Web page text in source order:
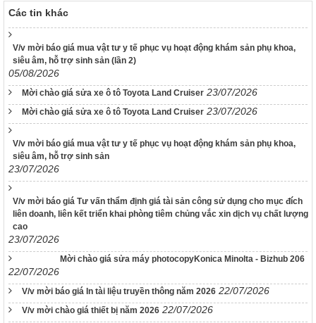
Các tin khác
V/v mời báo giá mua vật tư y tế phục vụ hoạt động khám sản phụ khoa,
siêu âm, hỗ trợ sinh sản (lần 2)
05/08/2026
Mời chào giá sửa xe ô tô Toyota Land Cruiser 23/07/2026
Mời chào giá sửa xe ô tô Toyota Land Cruiser 23/07/2026
V/v mời báo giá mua vật tư y tế phục vụ hoạt động khám sản phụ khoa,
siêu âm, hỗ trợ sinh sản
23/07/2026
V/v mời báo giá Tư vấn thẩm định giá tài sản công sử dụng cho mục đích
liên doanh, liên kết triển khai phòng tiêm chủng vắc xin dịch vụ chất lượng
cao
23/07/2026
Mời chào giá sửa máy photocopyKonica Minolta - Bizhub 206
22/07/2026
V/v mời báo giá In tài liệu truyền thông năm 2026 22/07/2026
V/v mời chào giá thiết bị năm 2026 22/07/2026
quy định chi tiết một số điều và biện pháp thi hành Luật Xử lý
vi phạm hành chính được sửa đổi, bổ sung theo Nghị định số
Nghị định số 120/2021/NĐ-CP ngày 24 tháng 12 năm 2021
của Chính phủ quy định chế độ áp dụng biện pháp xử lý hành
chính giáo dục tại xã, phường, thị trấn
189/2025/NĐ-CP
Nghị định Quy định chi tiết Luật Xử lý vi phạm hành chính về
thẩm quyền xử phạt vi phạm hành chính
318/VPCQTT
V/v định hướng công tác tuyên truyền, đấu tranh phản bác về
nhân quyền tháng 01/2026
HƯỚNG DẪN QUẢN LÝ NGƯỜI MẮC COVID-19 TẠI NHÀ
38/TB-UBND
Kết luận của UBND tỉnh Nguyễn Tấn Tuân kiêm Trưởng Ban
Chỉ đạo phòng, chống dịch Covid-19 tỉnh Khánh Hòa tại cuộc
họp Ban Chỉ đạo phòng, chống dịch Covid-19 ngày
25/01/2022
48/TB-UBND
Kết luận của Phó Chủ tịch UBND tỉnh Đinh Văn Thiệu kiêm